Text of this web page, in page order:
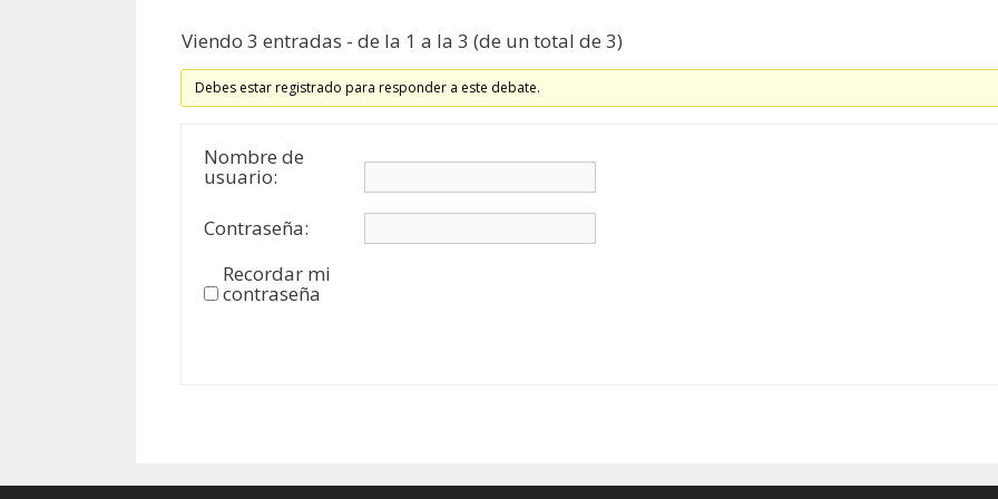
Viendo 3 entradas - de la 1 a la 3 (de un total de 3)
Debes estar registrado para responder a este debate.
Nombre de
usuario:
Contraseña:
Recordar mi
contraseña